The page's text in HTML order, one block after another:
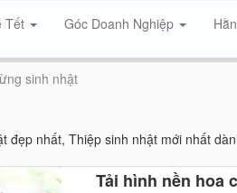
Tết Góc Doanh Nghiệp
sinh nhật
đẹp nhất, Thiệp sinh nhật mới nhất
Tải hình nền hoa